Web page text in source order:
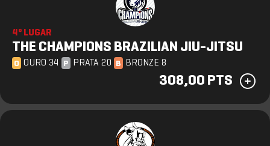
4º LUGAR
THE CHAMPIONS BRAZILIAN JIU-JITSU
O OURO 34 P PRATA 20 B BRONZE 8
308,00 PTS